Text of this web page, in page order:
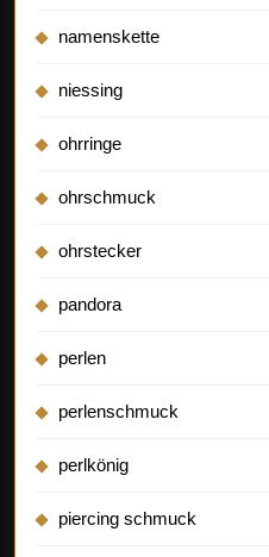
namenskette
niessing
ohrringe
ohrschmuck
ohrstecker
pandora
perlen
perlenschmuck
perlkönig
piercing schmuck